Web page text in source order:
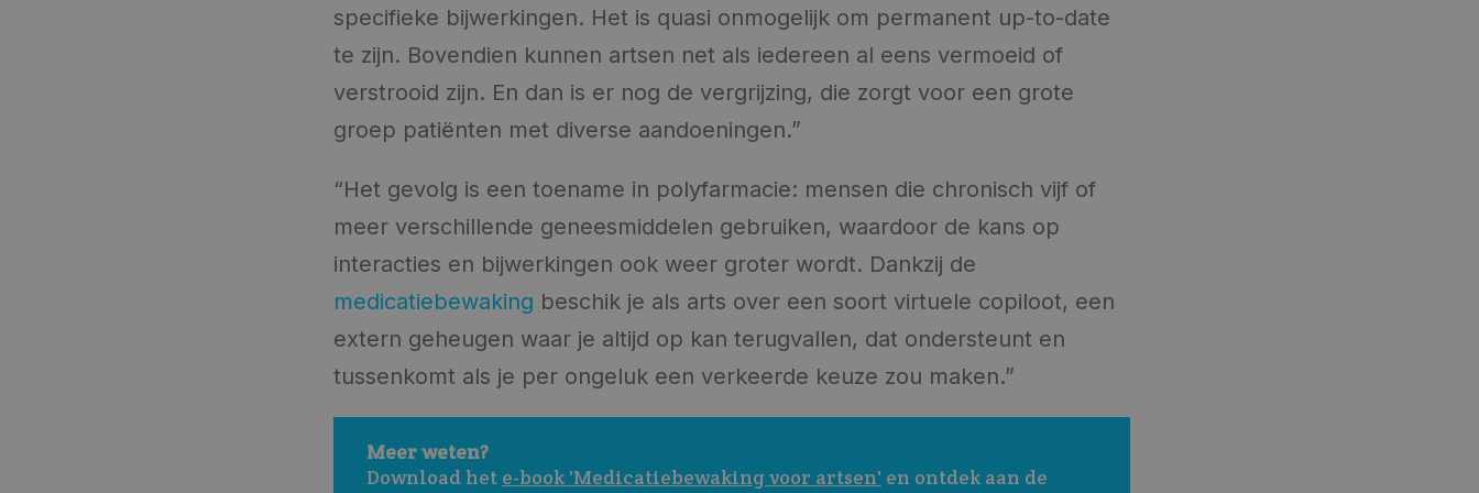
specifieke bijwerkingen. Het is quasi onmogelijk om permanent up-to-date
te zijn. Bovendien kunnen artsen net als iedereen al eens vermoeid of
verstrooid zijn. En dan is er nog de vergrijzing, die zorgt voor een grote
groep patiënten met diverse aandoeningen.”
“Het gevolg is een toename in polyfarmacie: mensen die chronisch vijf of
meer verschillende geneesmiddelen gebruiken, waardoor de kans op
interacties en bijwerkingen ook weer groter wordt. Dankzij de
medicatiebewaking beschik je als arts over een soort virtuele copiloot, een
extern geheugen waar je altijd op kan terugvallen, dat ondersteunt en
tussenkomt als je per ongeluk een verkeerde keuze zou maken.”
Meer weten?
Download het e-book 'Medicatiebewaking voor artsen' en ontdek aan de